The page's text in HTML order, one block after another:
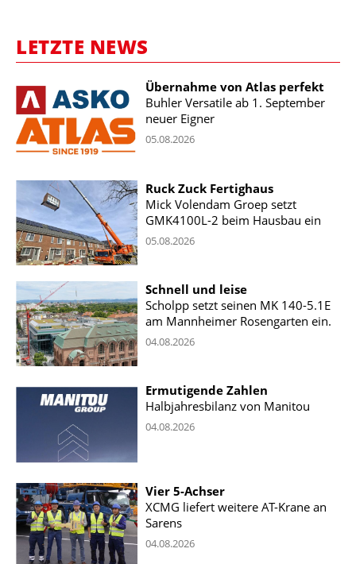
LETZTE NEWS
Übernahme von Atlas perfekt
Buhler Versatile ab 1. September
neuer Eigner
05.08.2026
Ruck Zuck Fertighaus
Mick Volendam Groep setzt
GMK4100L-2 beim Hausbau ein
05.08.2026
Schnell und leise
Scholpp setzt seinen MK 140-5.1E
am Mannheimer Rosengarten ein.
04.08.2026
Ermutigende Zahlen
Halbjahresbilanz von Manitou
04.08.2026
Vier 5-Achser
XCMG liefert weitere AT-Krane an
Sarens
04.08.2026